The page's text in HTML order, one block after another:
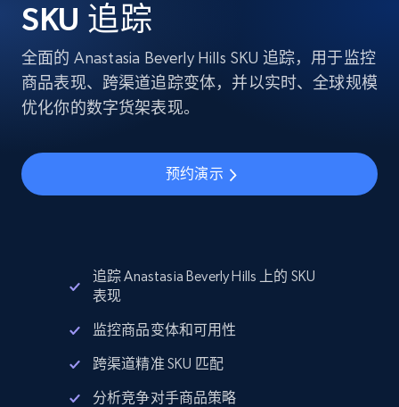
SKU 追踪
全面的 Anastasia Beverly Hills SKU 追踪，用于监控
商品表现、跨渠道追踪变体，并以实时、全球规模
优化你的数字货架表现。
预约演示
追踪 Anastasia Beverly Hills 上的 SKU
表现
监控商品变体和可用性
跨渠道精准 SKU 匹配
分析竞争对手商品策略